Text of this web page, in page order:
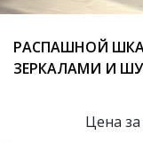
РАСПАШНОЙ
ЗЕРКАЛАМИ И
Цена